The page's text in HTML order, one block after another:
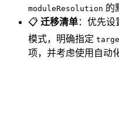
moduleResolution 的
📋 迁移清单：优先设
模式，明确指定
项，并考虑使用自动